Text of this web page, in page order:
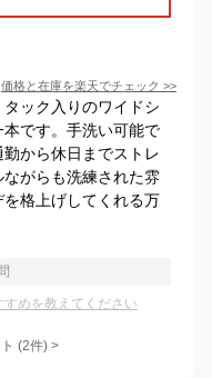
価格と在庫を楽天でチェック >>
タック入りのワイドシ
です。手洗い可能で
から休日までストレ
がらも洗練された雰
格上げしてくれる万
めを教えてください
(2件) >